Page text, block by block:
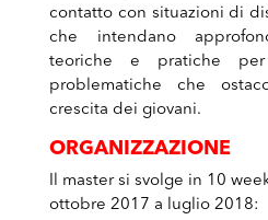
contatto con situazioni di
che intendano
teoriche e pratiche
problematiche che
crescita dei giovani.
ORGANIZZAZIONE
Il master si svolge in 10
ottobre 2017 a luglio 2018: